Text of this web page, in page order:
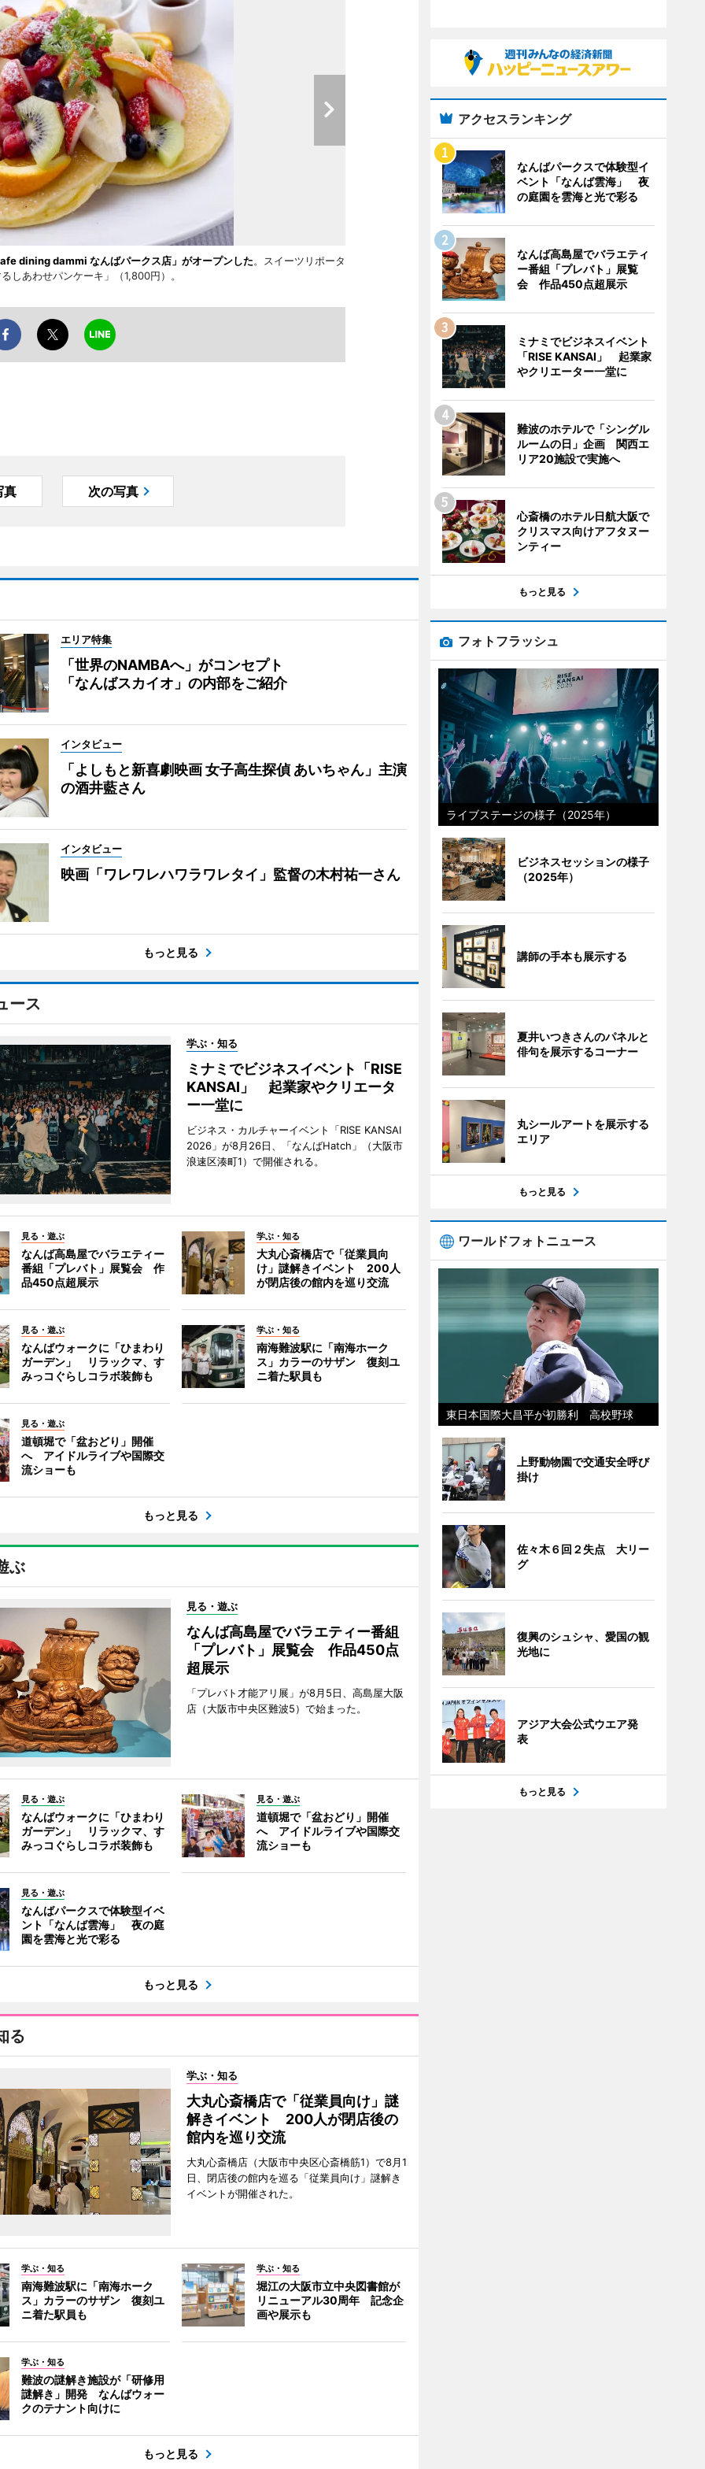
dining dammi なんばパークス店」がオープンした。スイーツリポータ
しあわせパンケーキ」（1,800円）。
真 次の写真
エリア特集
「世界のNAMBAへ」がコンセプト
「なんばスカイオ」の内部をご紹介
インタビュー
「よしもと新喜劇映画 女子高生探偵 あいちゃん」主演
の酒井藍さん
インタビュー
映画「ワレワレハワラワレタイ」監督の木村祐一さん
もっと見る
ース
学ぶ・知る
ミナミでビジネスイベント「RISE
KANSAI」 起業家やクリエータ
ー一堂に
ビジネス・カルチャーイベント「RISE KANSAI
2026」が8月26日、「なんばHatch」（大阪市
浪速区湊町1）で開催される。
見る・遊ぶ
なんば高島屋でバラエティー
番組「プレバト」展覧会 作
品450点超展示
学ぶ・知る
大丸心斎橋店で「従業員向
け」謎解きイベント 200人
が閉店後の館内を巡り交流
見る・遊ぶ
なんばウォークに「ひまわり
ガーデン」 リラックマ、す
みっコぐらしコラボ装飾も
学ぶ・知る
南海難波駅に「南海ホーク
ス」カラーのサザン 復刻ユ
ニ着た駅員も
見る・遊ぶ
道頓堀で「盆おどり」開催
へ アイドルライブや国際交
流ショーも
もっと見る
ぶ
見る・遊ぶ
なんば高島屋でバラエティー番組
「プレバト」展覧会 作品450点
超展示
「プレバト才能アリ展」が8月5日、高島屋大阪
店（大阪市中央区難波5）で始まった。
見る・遊ぶ
なんばウォークに「ひまわり
ガーデン」 リラックマ、す
みっコぐらしコラボ装飾も
見る・遊ぶ
道頓堀で「盆おどり」開催
へ アイドルライブや国際交
流ショーも
見る・遊ぶ
なんばパークスで体験型イベ
ント「なんば雲海」 夜の庭
園を雲海と光で彩る
もっと見る
る
学ぶ・知る
大丸心斎橋店で「従業員向け」謎
解きイベント 200人が閉店後の
館内を巡り交流
大丸心斎橋店（大阪市中央区心斎橋筋1）で8月1
日、閉店後の館内を巡る「従業員向け」謎解き
イベントが開催された。
学ぶ・知る
南海難波駅に「南海ホーク
ス」カラーのサザン 復刻ユ
ニ着た駅員も
学ぶ・知る
堀江の大阪市立中央図書館が
リニューアル30周年 記念企
画や展示も
学ぶ・知る
難波の謎解き施設が「研修用
謎解き」開発 なんばウォー
クのテナント向けに
もっと見る
アクセスランキング
なんばパークスで体験型イ
ベント「なんば雲海」 夜
の庭園を雲海と光で彩る
なんば高島屋でバラエティ
ー番組「プレバト」展覧
会 作品450点超展示
ミナミでビジネスイベント
「RISE KANSAI」 起業家
やクリエーター一堂に
難波のホテルで「シングル
ルームの日」企画 関西エ
リア20施設で実施へ
心斎橋のホテル日航大阪で
クリスマス向けアフタヌー
ンティー
もっと見る
フォトフラッシュ
ライブステージの様子（2025年）
ビジネスセッションの様子
（2025年）
講師の手本も展示する
夏井いつきさんのパネルと
俳句を展示するコーナー
丸シールアートを展示する
エリア
もっと見る
ワールドフォトニュース
東日本国際大昌平が初勝利 高校野球
上野動物園で交通安全呼び
掛け
佐々木６回２失点 大リー
グ
復興のシュシャ、愛国の観
光地に
アジア大会公式ウエア発
表
もっと見る